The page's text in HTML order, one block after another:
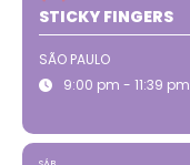
STICKY FINGERS
SÃO PAULO
9:00 pm - 11:39 pm